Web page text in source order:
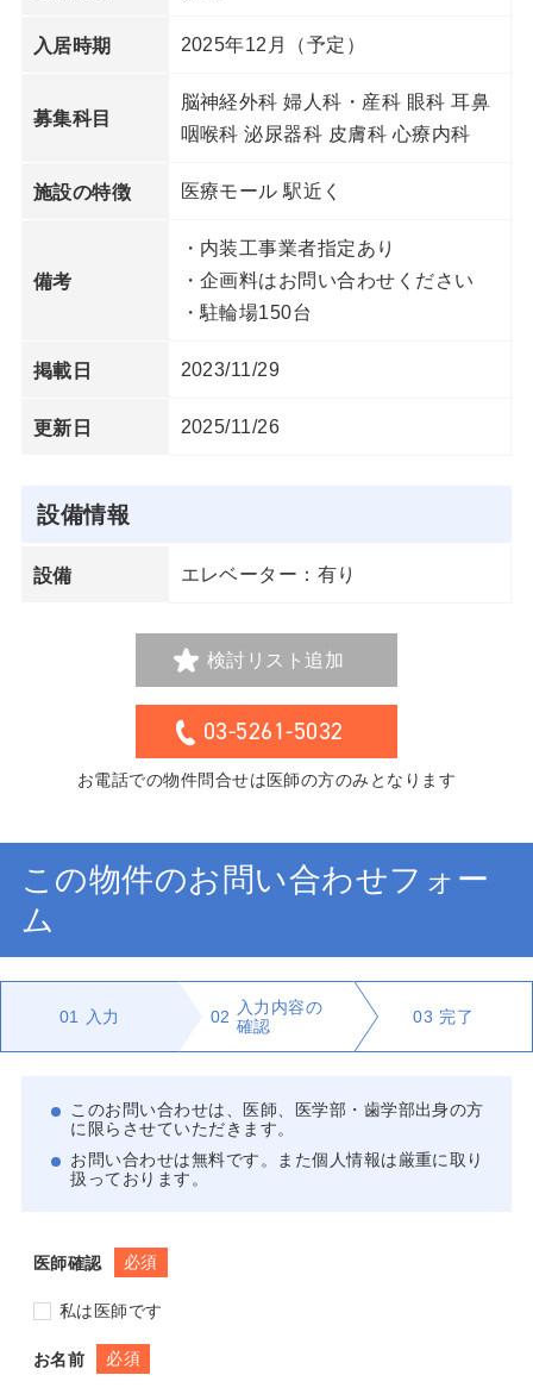
入居時期 2025年12月（予定）
募集科目
脳神経外科 婦人科・産科 眼科 耳鼻
咽喉科 泌尿器科 皮膚科 心療内科
施設の特徴 医療モール 駅近く
備考
・内装工事業者指定あり
・企画料はお問い合わせください
・駐輪場150台
掲載日 2023/11/29
更新日 2025/11/26
設備情報
設備 エレベーター：有り
検討リスト追加
03-5261-5032
お電話での物件問合せは医師の方のみとなります
この物件のお問い合わせフォー
ム
01 入力 02 入力内容の
確認
03 完了
このお問い合わせは、医師、医学部・歯学部出身の方
に限らさせていただきます。
お問い合わせは無料です。また個人情報は厳重に取り
扱っております。
医師確認 必須
私は医師です
お名前 必須